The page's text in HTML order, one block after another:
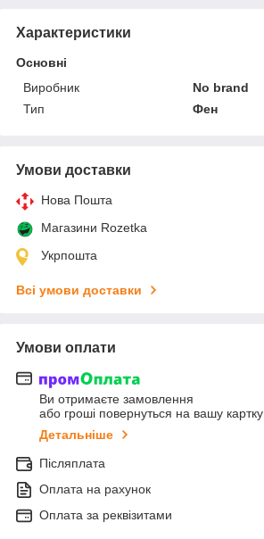
Характеристики
Основні
Виробник
No brand
Тип
Фен
Умови доставки
Нова Пошта
Магазини Rozetka
Укрпошта
Всі умови доставки
Умови оплати
Ви отримаєте замовлення
або гроші повернуться на вашу картку
Детальніше
Післяплата
Оплата на рахунок
Оплата за реквізитами